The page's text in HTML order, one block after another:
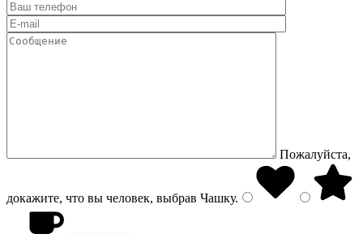
Пожалуйста,
докажите, что вы человек, выбрав Чашку.